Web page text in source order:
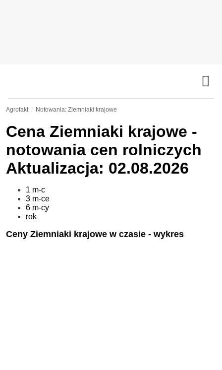
Agrofakt Notowania: Ziemniaki krajowe
Cena Ziemniaki krajowe -
notowania cen rolniczych
Aktualizacja: 02.08.2026
1 m-c
3 m-ce
6 m-cy
rok
Ceny Ziemniaki krajowe w czasie - wykres